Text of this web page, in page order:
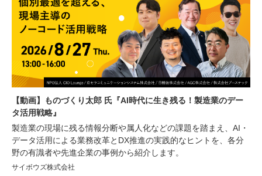
【動画】ものづくり太郎 氏『AI時代に生き残る！製造業のデー
タ活用戦略』
製造業の現場に残る情報分断や属人化などの課題を踏まえ、AI・
データ活用による業務改革とDX推進の実践的なヒントを、各分
野の有識者や先進企業の事例から紹介します。
サイボウズ株式会社